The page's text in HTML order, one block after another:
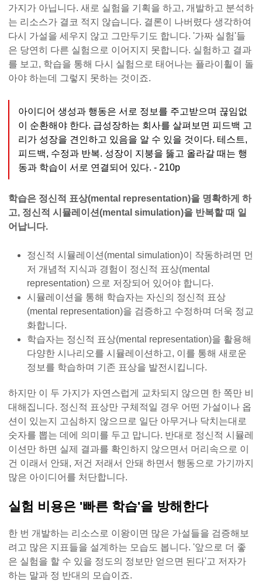
가지가 아닙니다. 새로 실험을 기획을 하고, 개발하고 분석하
는 리소스가 결코 적지 않습니다. 결론이 나버렸다 생각하여
다시 가설을 세우지 않고 그만두기도 합니다. '가짜 실험'들
은 당연히 다른 실험으로 이어지지 못합니다. 실험하고 결과
를 보고, 학습을 통해 다시 실험으로 태어나는 플라이휠이 돌
아야 하는데 그렇지 못하는 것이죠.
아이디어 생성과 행동은 서로 정보를 주고받으며 끊임없
이 순환해야 한다. 급성장하는 회사를 살펴보면 피드백 고
리가 성장을 견인하고 있음을 알 수 있을 것이다. 테스트,
피드백, 수정과 반복. 성장이 지붕을 뚫고 올라갈 때는 행
동과 학습이 서로 연결되어 있다. - 210p
학습은 정신적 표상(mental representation)을 명확하게 하
고, 정신적 시뮬레이션(mental simulation)을 반복할 때 일
어납니다.
정신적 시뮬레이션(mental simulation)이 작동하려면 먼
저 개념적 지식과 경험이 정신적 표상(mental
representation) 으로 저장되어 있어야 합니다.
시뮬레이션을 통해 학습자는 자신의 정신적 표상
(mental representation)을 검증하고 수정하며 더욱 정교
화합니다.
학습자는 정신적 표상(mental representation)을 활용해
다양한 시나리오를 시뮬레이션하고, 이를 통해 새로운
정보를 학습하며 기존 표상을 발전시킵니다.
하지만 이 두 가지가 자연스럽게 교차되지 않으면 한 쪽만 비
대해집니다. 정신적 표상만 구체적일 경우 어떤 가설이나 옵
션이 있는지 고심하지 않으므로 일단 아무거나 닥치는대로
숫자를 뽑는 데에 의미를 두고 맙니다. 반대로 정신적 시뮬레
이션만 하면 실제 결과를 확인하지 않으면서 머리속으로 이
건 이래서 안돼, 저건 저래서 안돼 하면서 행동으로 가기까지
많은 아이디어를 처단합니다.
실험 비용은 '빠른 학습'을 방해한다
한 번 개발하는 리소스로 이왕이면 많은 가설들을 검증해보
려고 많은 지표들을 설계하는 모습도 봅니다. '앞으로 더 좋
은 실험을 할 수 있을 정도의 정보만 얻으면 된다'고 저자가
하는 말과 정 반대의 모습이죠.